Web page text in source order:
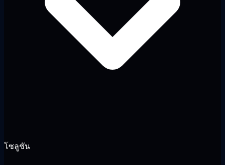
โซลูชัน